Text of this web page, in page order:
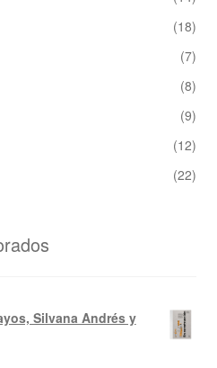
(18)
(7)
(8)
(9)
(12)
(22)
Silvana Andrés y